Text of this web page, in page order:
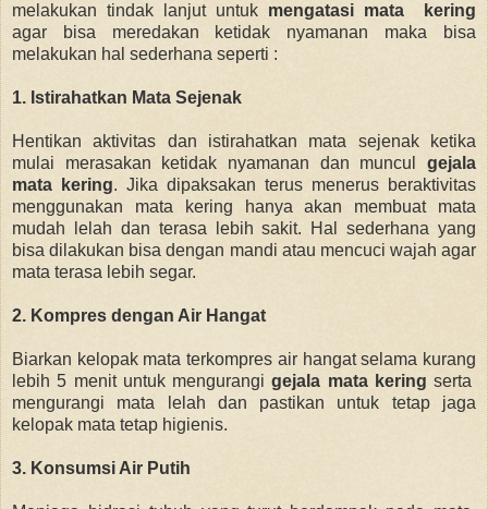
melakukan tindak lanjut untuk mengatasi mata kering
agar bisa meredakan ketidak nyamanan maka bisa
melakukan hal sederhana seperti :
1. Istirahatkan Mata Sejenak
Hentikan aktivitas dan istirahatkan mata sejenak ketika
mulai merasakan ketidak nyamanan dan muncul gejala
mata kering. Jika dipaksakan terus menerus beraktivitas
menggunakan mata kering hanya akan membuat mata
mudah lelah dan terasa lebih sakit. Hal sederhana yang
bisa dilakukan bisa dengan mandi atau mencuci wajah agar
mata terasa lebih segar.
2. Kompres dengan Air Hangat
Biarkan kelopak mata terkompres air hangat selama kurang
lebih 5 menit untuk mengurangigejala mata kering serta
mengurangi mata lelah dan pastikan untuk tetap jaga
kelopak mata tetap higienis.
3. Konsumsi Air Putih